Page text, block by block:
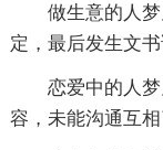
做生意的人
定，最后发生文书
恋爱中的人
容，未能沟通互相